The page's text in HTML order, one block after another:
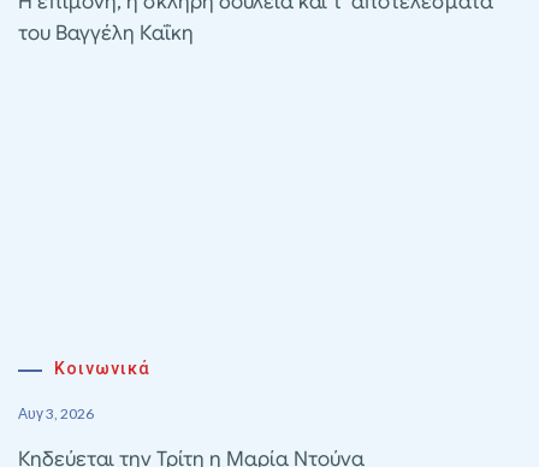
του Βαγγέλη Καΐκη
Κοινωνικά
Αυγ 3, 2026
Κηδεύεται την Τρίτη η Μαρία Ντούνα